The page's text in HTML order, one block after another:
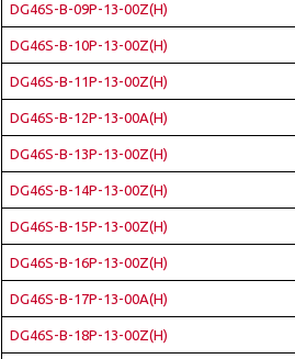
DG46S-B-09P-13-00Z(H)
DG46S-B-10P-13-00Z(H)
DG46S-B-11P-13-00Z(H)
DG46S-B-12P-13-00A(H)
DG46S-B-13P-13-00Z(H)
DG46S-B-14P-13-00Z(H)
DG46S-B-15P-13-00Z(H)
DG46S-B-16P-13-00Z(H)
DG46S-B-17P-13-00A(H)
DG46S-B-18P-13-00Z(H)